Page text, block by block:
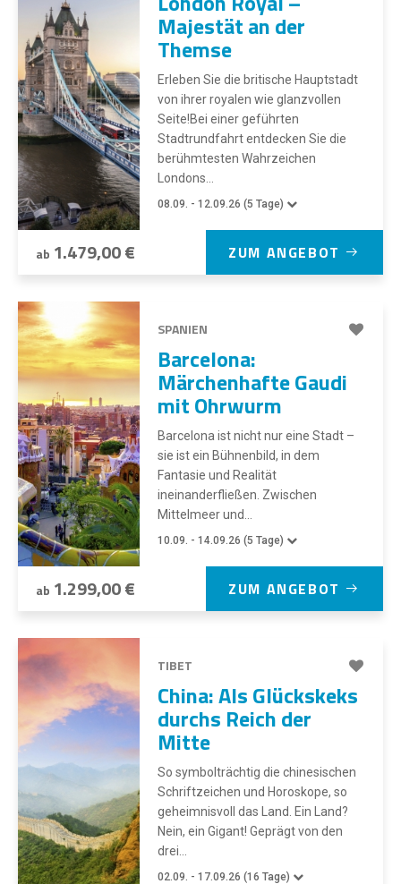
Majestät an der
Themse
Erleben Sie die britische Hauptstadt
von ihrer royalen wie glanzvollen
Seite!Bei einer geführten
Stadtrundfahrt entdecken Sie die
berühmtesten Wahrzeichen
Londons...
08.09. - 12.09.26 (5 Tage)
ab 1.479,00 € ZUM ANGEBOT
SPANIEN
Barcelona:
Märchenhafte Gaudi
mit Ohrwurm
Barcelona ist nicht nur eine Stadt –
sie ist ein Bühnenbild, in dem
Fantasie und Realität
ineinanderfließen. Zwischen
Mittelmeer und...
10.09. - 14.09.26 (5 Tage)
ab 1.299,00 € ZUM ANGEBOT
TIBET
China: Als Glückskeks
durchs Reich der
Mitte
So symbolträchtig die chinesischen
Schriftzeichen und Horoskope, so
geheimnisvoll das Land. Ein Land?
Nein, ein Gigant! Geprägt von den
drei...
02.09. - 17.09.26 (16 Tage)